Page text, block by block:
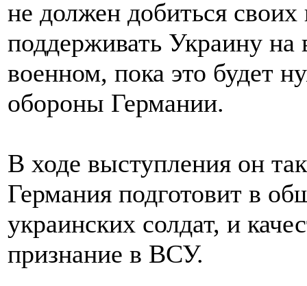
не должен добиться
поддерживать Украину на
военном, пока это будет
обороны Германии.
В ходе выступления он
Германия подготовит в
украинских солдат, и
признание в ВСУ.